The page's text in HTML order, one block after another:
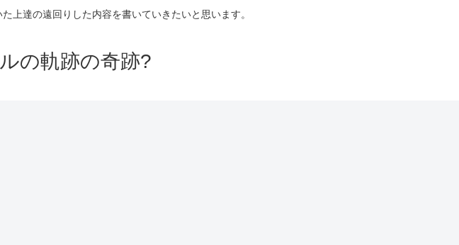
上達の遠回りした内容を書いていきたいと思います。
の軌跡の奇跡?